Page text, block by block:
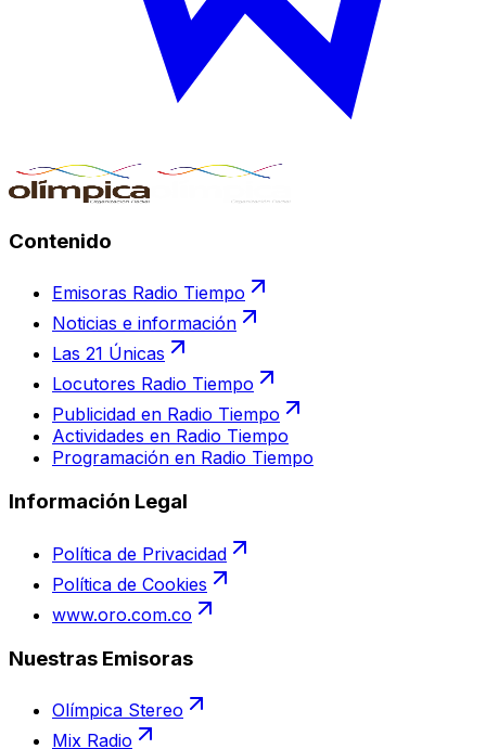
Contenido
Emisoras Radio Tiempo
Noticias e información
Las 21 Únicas
Locutores Radio Tiempo
Publicidad en Radio Tiempo
Actividades en Radio Tiempo
Programación en Radio Tiempo
Información Legal
Política de Privacidad
Política de Cookies
www.oro.com.co
Nuestras Emisoras
Olímpica Stereo
Mix Radio